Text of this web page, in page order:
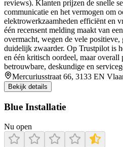
reviews). Klanten prijzen de snelle
communicatie en het vermogen om
elektrowerkzaamheden efficiënt en
één recensent melding maakt van
overmacht, wegen de vele positieve,
duidelijk zwaarder. Op Trustpilot is
en één kritisch oordeel, maar overall
betrouwbare, deskundige en
Mercuriusstraat 66, 3133 EN
Bekijk details
Blue Installatie
Nu open